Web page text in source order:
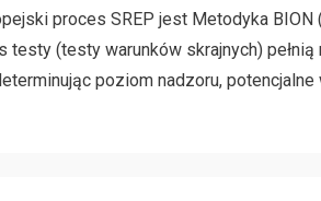
proces SREP jest Metodyka
(testy warunków skrajnych)
poziom nadzoru, potencjalne